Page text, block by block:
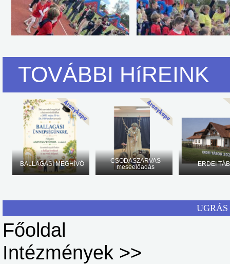
TOVÁBBI HíREINK
BALLAGÁSI MEGHÍVÓ
CSODASZARVAS
meseelőadás
ERDEI
Főoldal
Intézmények >>